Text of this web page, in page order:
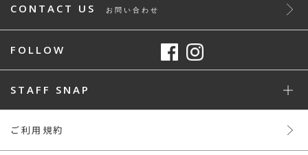
CONTACT US お問い合わせ
FOLLOW
STAFF SNAP
ご利用規約